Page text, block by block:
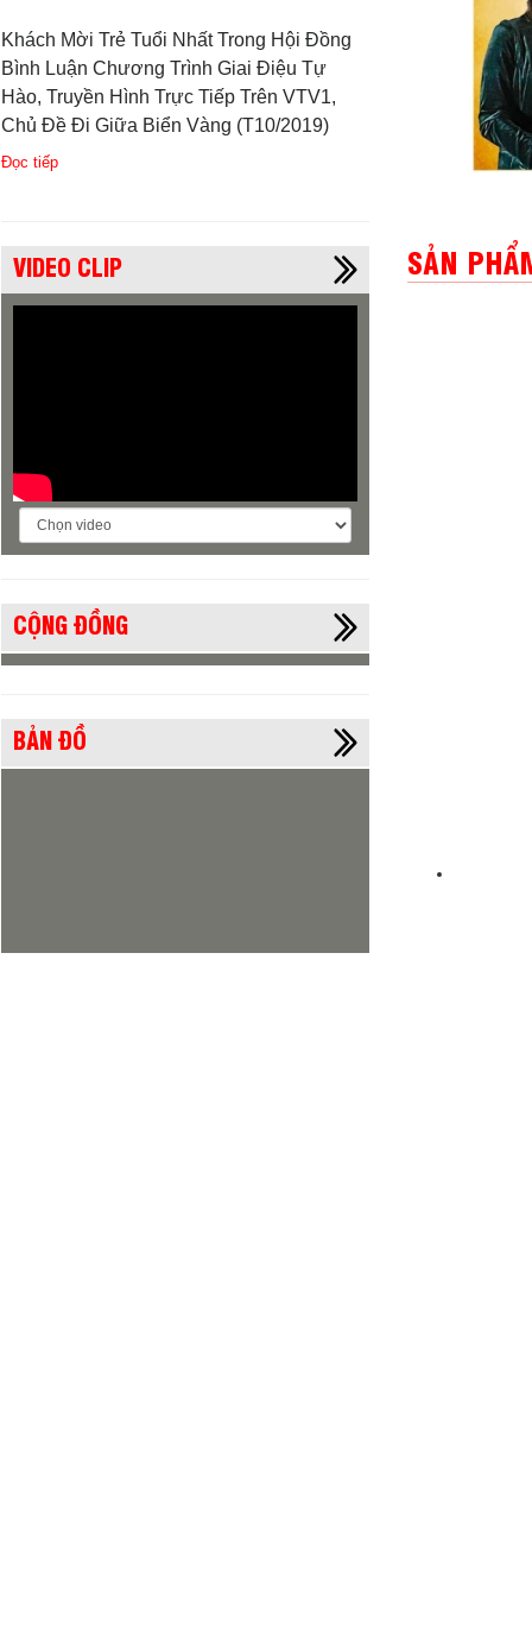
Khách Mời Trẻ Tuổi Nhất Trong Hội Đồng
Bình Luận Chương Trình Giai Điệu Tự
Hào, Truyền Hình Trực Tiếp Trên VTV1,
Chủ Đề Đi Giữa Biển Vàng (T10/2019)
Đọc tiếp
VIDEO CLIP
CỘNG ĐỒNG
BẢN ĐỒ
SẢN